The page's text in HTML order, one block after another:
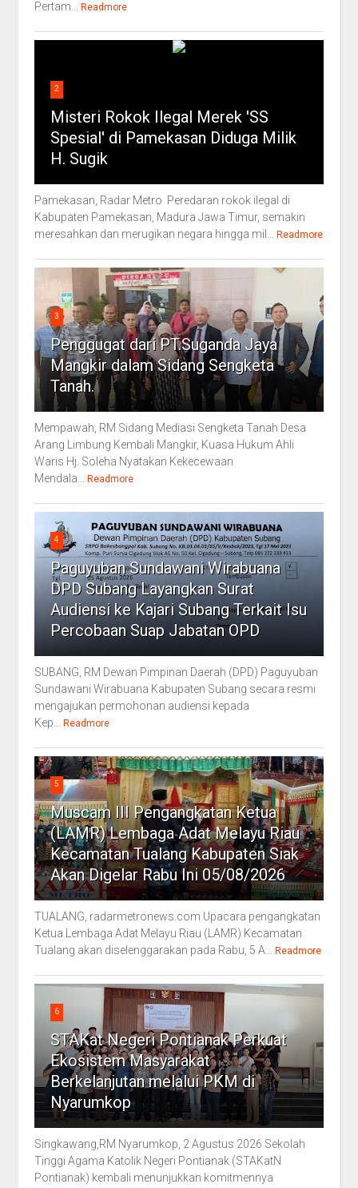
Pertam... Readmore
2
Misteri Rokok Ilegal Merek 'SS
Spesial' di Pamekasan Diduga Milik
H. Sugik
Pamekasan, Radar Metro Peredaran rokok ilegal di
Kabupaten Pamekasan, Madura Jawa Timur, semakin
meresahkan dan merugikan negara hingga mil...
Readmore
3
Penggugat dari PT.Suganda Jaya
Mangkir dalam Sidang Sengketa
Tanah.
Mempawah, RM Sidang Mediasi Sengketa Tanah Desa
Arang Limbung Kembali Mangkir, Kuasa Hukum Ahli
Waris Hj. Soleha Nyatakan Kekecewaan
Mendala...
Readmore
4
Paguyuban Sundawani Wirabuana
DPD Subang Layangkan Surat
Audiensi ke Kajari Subang Terkait Isu
Percobaan Suap Jabatan OPD
SUBANG, RM Dewan Pimpinan Daerah (DPD) Paguyuban
Sundawani Wirabuana Kabupaten Subang secara resmi
mengajukan permohonan audiensi kepada
Kep...
Readmore
5
Muscam III Pengangkatan Ketua
(LAMR) Lembaga Adat Melayu Riau
Kecamatan Tualang Kabupaten Siak
Akan Digelar Rabu Ini 05/08/2026
TUALANG, radarmetronews.com Upacara pengangkatan
Ketua Lembaga Adat Melayu Riau (LAMR) Kecamatan
Tualang akan diselenggarakan pada Rabu, 5 A...
Readmore
6
STAKat Negeri Pontianak Perkuat
Ekosistem Masyarakat
Berkelanjutan melalui PKM di
Nyarumkop
Singkawang,RM Nyarumkop, 2 Agustus 2026 Sekolah
Tinggi Agama Katolik Negeri Pontianak (STAKatN
Pontianak) kembali menunjukkan komitmennya